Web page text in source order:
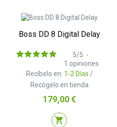
Boss DD 8 Digital Delay
Recíbelo en: 1-2 Días /
Recógelo en tienda
5/5 -
1 opiniones
Precio
179,00 €
shopping_cart